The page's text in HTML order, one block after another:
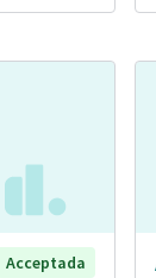
Acceptada